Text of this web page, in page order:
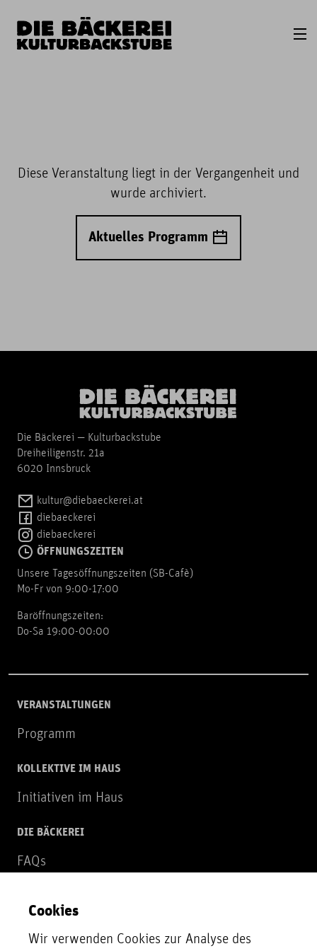
Diese Veranstaltung liegt in der Vergangenheit und
wurde archiviert.
Aktuelles Programm
Die Bäckerei — Kulturbackstube
Dreiheiligenstr. 21a
6020 Innsbruck
kultur@diebaeckerei.at
diebaeckerei
diebaeckerei
ÖFFNUNGSZEITEN
Unsere Tagesöffnungszeiten (SB-Cafè)
Mo-Fr von 9:00-17:00
Baröffnungszeiten:
Do-Sa 19:00-00:00
VERANSTALTUNGEN
Programm
KOLLEKTIVE IM HAUS
Initiativen im Haus
DIE BÄCKEREI
FAQs
NEWSLETTER
Zur Newsletter Anmeldung
Cookies
Wir verwenden Cookies zur Analyse des